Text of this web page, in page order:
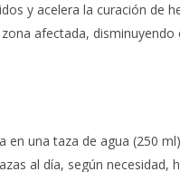
y acelera la curación de
afectada,
en una taza de agua (250
al día, según necesidad,